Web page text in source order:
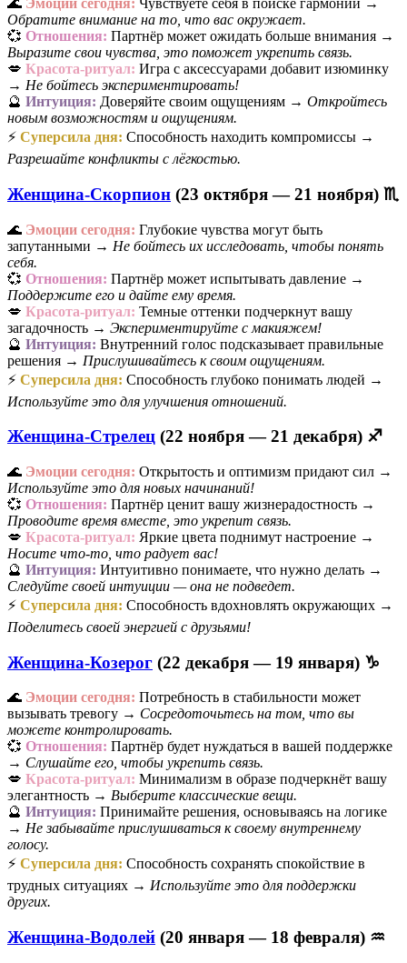
🌊 Эмоции сегодня: Чувствуете себя в поиске гармонии →
Обратите внимание на то, что вас окружает.
💞 Отношения: Партнёр может ожидать больше внимания →
Выразите свои чувства, это поможет укрепить связь.
💋 Красота-ритуал: Игра с аксессуарами добавит изюминку
→ Не бойтесь экспериментировать!
🔮 Интуиция: Доверяйте своим ощущениям → Откройтесь
новым возможностям и ощущениям.
⚡ Суперсила дня: Способность находить компромиссы →
Разрешайте конфликты с лёгкостью.
Женщина-Скорпион (23 октября — 21 ноября) ♏
🌊 Эмоции сегодня: Глубокие чувства могут быть
запутанными → Не бойтесь их исследовать, чтобы понять
себя.
💞 Отношения: Партнёр может испытывать давление →
Поддержите его и дайте ему время.
💋 Красота-ритуал: Темные оттенки подчеркнут вашу
загадочность → Экспериментируйте с макияжем!
🔮 Интуиция: Внутренний голос подсказывает правильные
решения → Прислушивайтесь к своим ощущениям.
⚡ Суперсила дня: Способность глубоко понимать людей →
Используйте это для улучшения отношений.
Женщина-Стрелец (22 ноября — 21 декабря) ♐
🌊 Эмоции сегодня: Открытость и оптимизм придают сил →
Используйте это для новых начинаний!
💞 Отношения: Партнёр ценит вашу жизнерадостность →
Проводите время вместе, это укрепит связь.
💋 Красота-ритуал: Яркие цвета поднимут настроение →
Носите что-то, что радует вас!
🔮 Интуиция: Интуитивно понимаете, что нужно делать →
Следуйте своей интуиции — она не подведет.
⚡ Суперсила дня: Способность вдохновлять окружающих →
Поделитесь своей энергией с друзьями!
Женщина-Козерог (22 декабря — 19 января) ♑
🌊 Эмоции сегодня: Потребность в стабильности может
вызывать тревогу → Сосредоточьтесь на том, что вы
можете контролировать.
💞 Отношения: Партнёр будет нуждаться в вашей поддержке
→ Слушайте его, чтобы укрепить связь.
💋 Красота-ритуал: Минимализм в образе подчеркнёт вашу
элегантность → Выберите классические вещи.
🔮 Интуиция: Принимайте решения, основываясь на логике
→ Не забывайте прислушиваться к своему внутреннему
голосу.
⚡ Суперсила дня: Способность сохранять спокойствие в
трудных ситуациях → Используйте это для поддержки
других.
Женщина-Водолей (20 января — 18 февраля) ♒